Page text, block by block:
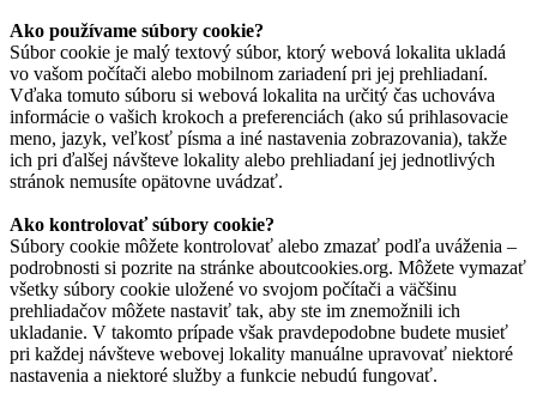
Ako používame súbory cookie?
Súbor cookie je malý textový súbor, ktorý webová lokalita ukladá
vo vašom počítači alebo mobilnom zariadení pri jej prehliadaní.
Vďaka tomuto súboru si webová lokalita na určitý čas uchováva
informácie o vašich krokoch a preferenciách (ako sú prihlasovacie
meno, jazyk, veľkosť písma a iné nastavenia zobrazovania), takže
ich pri ďalšej návšteve lokality alebo prehliadaní jej jednotlivých
stránok nemusíte opätovne uvádzať.
Ako kontrolovať súbory cookie?
Súbory cookie môžete kontrolovať alebo zmazať podľa uváženia –
podrobnosti si pozrite na stránke aboutcookies.org. Môžete vymazať
všetky súbory cookie uložené vo svojom počítači a väčšinu
prehliadačov môžete nastaviť tak, aby ste im znemožnili ich
ukladanie. V takomto prípade však pravdepodobne budete musieť
pri každej návšteve webovej lokality manuálne upravovať niektoré
nastavenia a niektoré služby a funkcie nebudú fungovať.